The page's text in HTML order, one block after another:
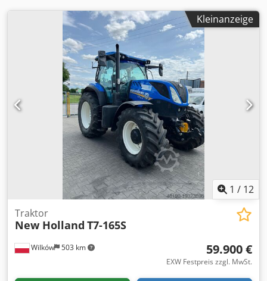
Kleinanzeige
1 / 12
Wilków 503 km
Traktor
New Holland T7-165S
59.900 €
EXW Festpreis zzgl. MwSt.